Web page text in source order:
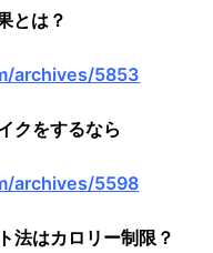
とは？
archives/5853
クをするなら
archives/5598
法はカロリー制限？